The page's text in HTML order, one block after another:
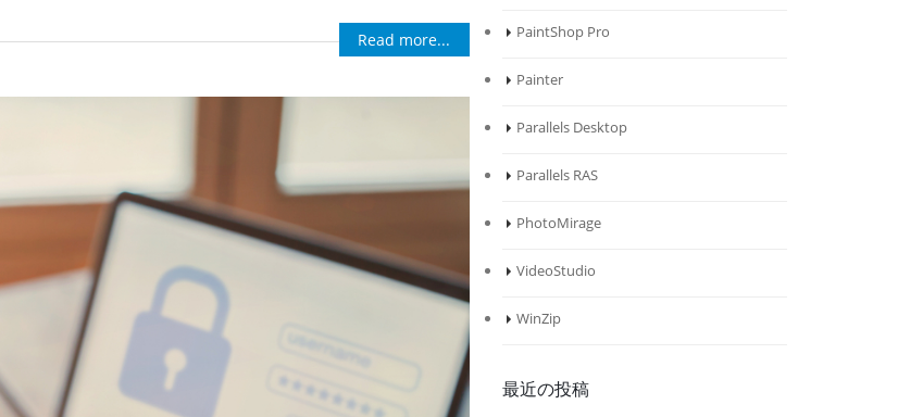
Read more... PaintShop Pro
Painter
Parallels Desktop
Parallels RAS
PhotoMirage
VideoStudio
WinZip
最近の投稿